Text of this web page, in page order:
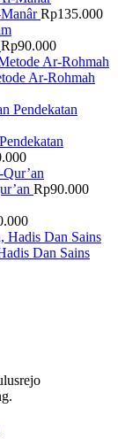
Rp135.000
Rp90.000
Ar-Rohmah
Rp90.000
Dan Sains